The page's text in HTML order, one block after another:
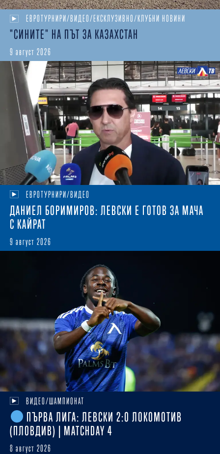
ЕВРОТУРНИРИ/ВИДЕО/ЕКСКЛУЗИВНО/КЛУБНИ НОВИНИ
"СИНИТЕ" НА ПЪТ ЗА КАЗАХСТАН
9 август 2026
ЕВРОТУРНИРИ/ВИДЕО
ДАНИЕЛ БОРИМИРОВ: ЛЕВСКИ Е ГОТОВ ЗА МАЧА
С КАЙРАТ
9 август 2026
ВИДЕО/ШАМПИОНАТ
ПЪРВА ЛИГА: ЛЕВСКИ 2:0 ЛОКОМОТИВ
(ПЛОВДИВ) | MATCHDAY 4
8 август 2026